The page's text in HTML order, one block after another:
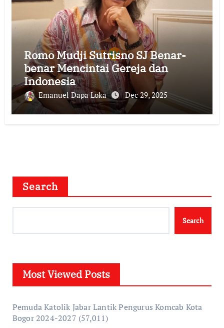
Romo Mudji Sutrisno SJ Benar-
benar Mencintai Gereja dan
Indonesia
Emanuel Dapa Loka Dec 29, 2025
Search
Search
Most Viewed Posts
Pemuda Katolik Jabar Lantik Pengurus Komcab Kota
Bogor 2024-2027 (57,011)